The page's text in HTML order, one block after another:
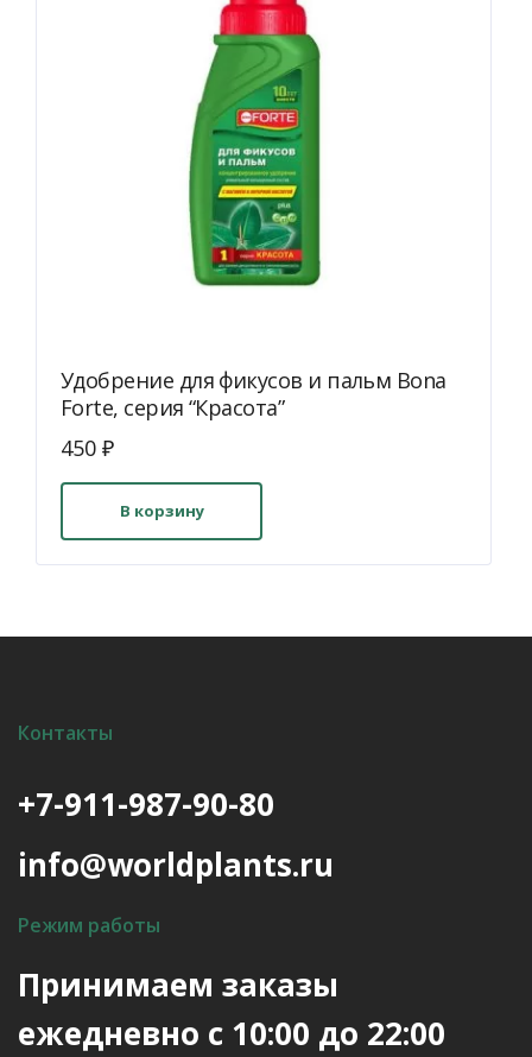
Удобрение для фикусов и пальм Bona
Forte, серия “Красота”
450 ₽
В корзину
Контакты
+7-911-987-90-80
info@worldplants.ru
Режим работы
Принимаем заказы
ежедневно с 10:00 до 22:00